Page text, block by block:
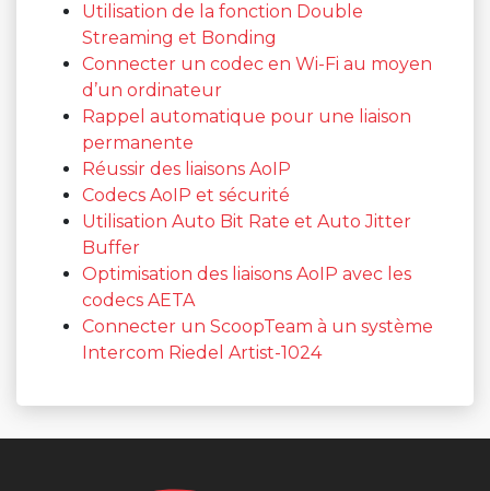
Utilisation de la fonction Double
Streaming et Bonding
Connecter un codec en Wi-Fi au moyen
d’un ordinateur
Rappel automatique pour une liaison
permanente
Réussir des liaisons AoIP
Codecs AoIP et sécurité
Utilisation Auto Bit Rate et Auto Jitter
Buffer
Optimisation des liaisons AoIP avec les
codecs AETA
Connecter un ScoopTeam à un système
Intercom Riedel Artist-1024